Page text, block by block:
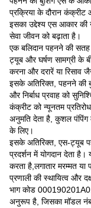
प्रक्रिया के दौरान
इसका उद्देश्य एस आकार
सेवा जीवन को बढ़ाता है।
एक बलिदान पहनने की
ट्यूब और घर्षण सामग्री के
करना और दरारें या रिसाव
इसके अतिरिक्त, पहनने की
और निर्बाध प्रवाह को
कंक्रीट को न्यूनतम
अनुमति देता है, कुशल पंपिंग
के लिए।
इसके अतिरिक्त, एस-ट्यूब
प्रदर्शन में योगदान देता
करता है,लगातार मरम्मत
प्रणाली की स्थायित्व और
भाग कोड
अनुरूप है, जिसका मॉडल